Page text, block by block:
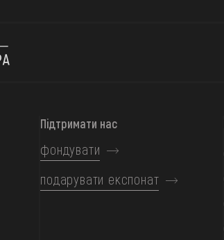
Підтримати нас
фондувати
подарувати експонат